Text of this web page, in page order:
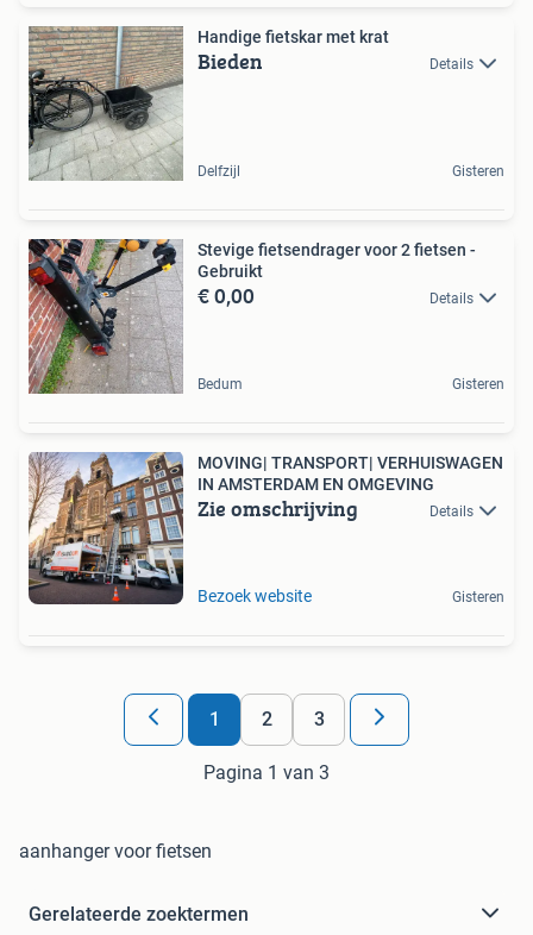
Handige fietskar met krat
Bieden Details
Delfzijl Gisteren
Stevige fietsendrager voor 2 fietsen -
Gebruikt
€ 0,00 Details
Bedum Gisteren
MOVING| TRANSPORT| VERHUISWAGEN
IN AMSTERDAM EN OMGEVING
Zie omschrijving Details
Bezoek website Gisteren
1 2 3
Pagina 1 van 3
aanhanger voor fietsen
Gerelateerde zoektermen